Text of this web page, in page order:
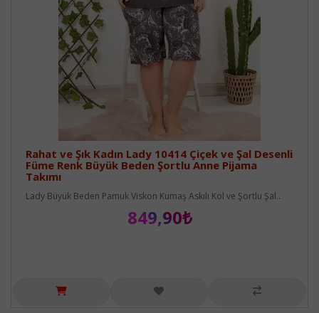
Rahat ve Şık Kadın Lady 10414 Çiçek ve Şal Desenli
Füme Renk Büyük Beden Şortlu Anne Pijama
Takımı
Lady Büyük Beden Pamuk Viskon Kumaş Askılı Kol ve Şortlu Şal..
849,90₺